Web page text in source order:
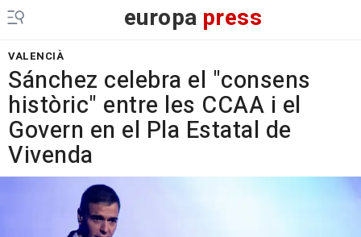
europa press
VALENCIÀ
Sánchez celebra el "consens
històric" entre les CCAA i el
Govern en el Pla Estatal de
Vivenda